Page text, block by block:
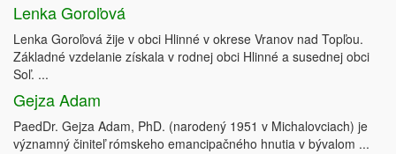
Lenka Goroľová
Lenka Goroľová žije v obci Hlinné v okrese Vranov nad Topľou.
Základné vzdelanie získala v rodnej obci Hlinné a susednej obci
Soľ. ...
Gejza Adam
PaedDr. Gejza Adam, PhD. (narodený 1951 v Michalovciach) je
významný činiteľ rómskeho emancipačného hnutia v bývalom ...